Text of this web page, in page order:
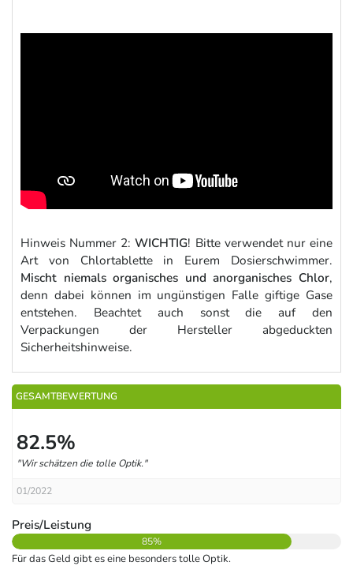
Hinweis Nummer 2:WICHTIG! Bitte verwendet nur eine
Art von Chlortablette in Eurem Dosierschwimmer.
Mischt niemals organisches und anorganisches Chlor,
denn dabei können im ungünstigen Falle giftige Gase
entstehen. Beachtet auch sonst die auf den
Verpackungen der Hersteller abgeduckten
Sicherheitshinweise.
GESAMTBEWERTUNG
82.5%
"Wir schätzen die tolle Optik."
01/2022
Preis/Leistung
85%
Für das Geld gibt es eine besonders tolle Optik.